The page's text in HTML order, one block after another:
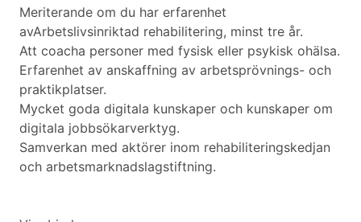
Meriterande om du har erfarenhet
avArbetslivsinriktad rehabilitering, minst tre år.
Att coacha personer med fysisk eller psykisk ohälsa.
Erfarenhet av anskaffning av arbetsprövnings- och
praktikplatser.
Mycket goda digitala kunskaper och kunskaper om
digitala jobbsökarverktyg.
Samverkan med aktörer inom rehabiliteringskedjan
och arbetsmarknadslagstiftning.